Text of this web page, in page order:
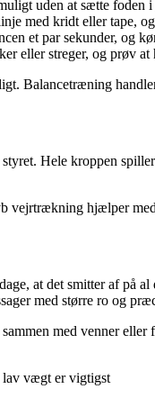
uden at sætte
med kridt eller tape,
et par sekunder, og
eller streger, og prøv
Balancetræning
Hele kroppen
hjælper
at det smitter af på
med større ro og
med venner
lav vægt er vigtigst